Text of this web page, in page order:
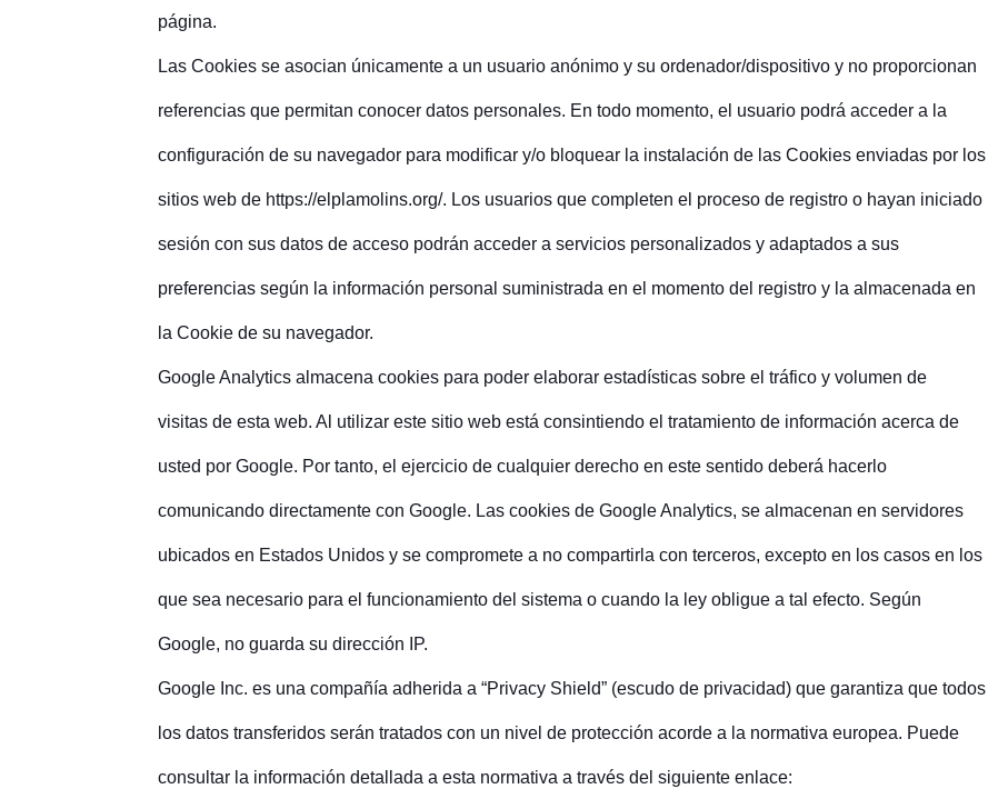
página.
Las Cookies se asocian únicamente a un usuario anónimo y su ordenador/dispositivo y no proporcionan
referencias que permitan conocer datos personales. En todo momento, el usuario podrá acceder a la
configuración de su navegador para modificar y/o bloquear la instalación de las Cookies enviadas por los
sitios web de https://elplamolins.org/. Los usuarios que completen el proceso de registro o hayan iniciado
sesión con sus datos de acceso podrán acceder a servicios personalizados y adaptados a sus
preferencias según la información personal suministrada en el momento del registro y la almacenada en
la Cookie de su navegador.
Google Analytics almacena cookies para poder elaborar estadísticas sobre el tráfico y volumen de
visitas de esta web. Al utilizar este sitio web está consintiendo el tratamiento de información acerca de
usted por Google. Por tanto, el ejercicio de cualquier derecho en este sentido deberá hacerlo
comunicando directamente con Google. Las cookies de Google Analytics, se almacenan en servidores
ubicados en Estados Unidos y se compromete a no compartirla con terceros, excepto en los casos en los
que sea necesario para el funcionamiento del sistema o cuando la ley obligue a tal efecto. Según
Google, no guarda su dirección IP.
Google Inc. es una compañía adherida a “Privacy Shield” (escudo de privacidad) que garantiza que todos
los datos transferidos serán tratados con un nivel de protección acorde a la normativa europea. Puede
consultar la información detallada a esta normativa a través del siguiente enlace: